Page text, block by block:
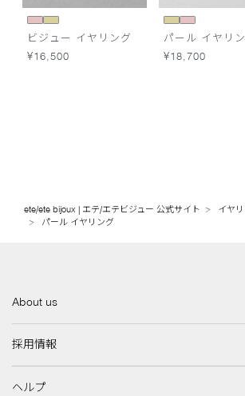
ビジュー イヤリング
¥16,500
パール イヤリ
¥18,700
ete/ete bijoux | エテ/エテビジュー 公式サイト
イヤ
パール イヤリング
About us
採用情報
ヘルプ